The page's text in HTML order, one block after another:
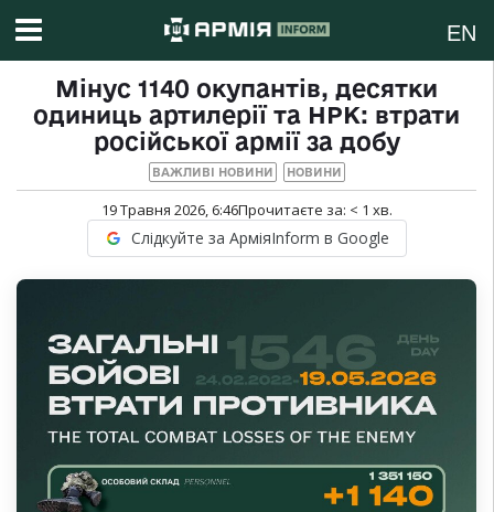
EN
Мінус 1140 окупантів, десятки
одиниць артилерії та НРК: втрати
російської армії за добу
ВАЖЛИВІ НОВИНИ НОВИНИ
19 Травня 2026, 6:46Прочитаєте за: < 1 хв.
Слідкуйте за АрміяInform в Google